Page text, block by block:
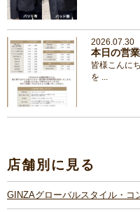
2026.07.30
本日の営
皆様こんに
を ...
店舗別に見る
GINZAグローバルスタイル・コ